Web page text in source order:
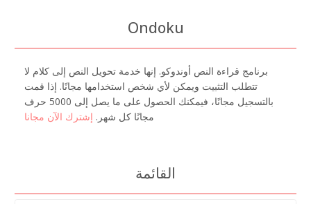
Ondoku
برنامج قراءة النص أوندوكو. إنها خدمة تحويل النص إلى كلام لا
تتطلب التثبيت ويمكن لأي شخص استخدامها مجانًا. إذا قمت
بالتسجيل مجانًا، فيمكنك الحصول على ما يصل إلى 5000 حرف
مجانًا كل شهر. إشترك الآن مجانا
القائمة